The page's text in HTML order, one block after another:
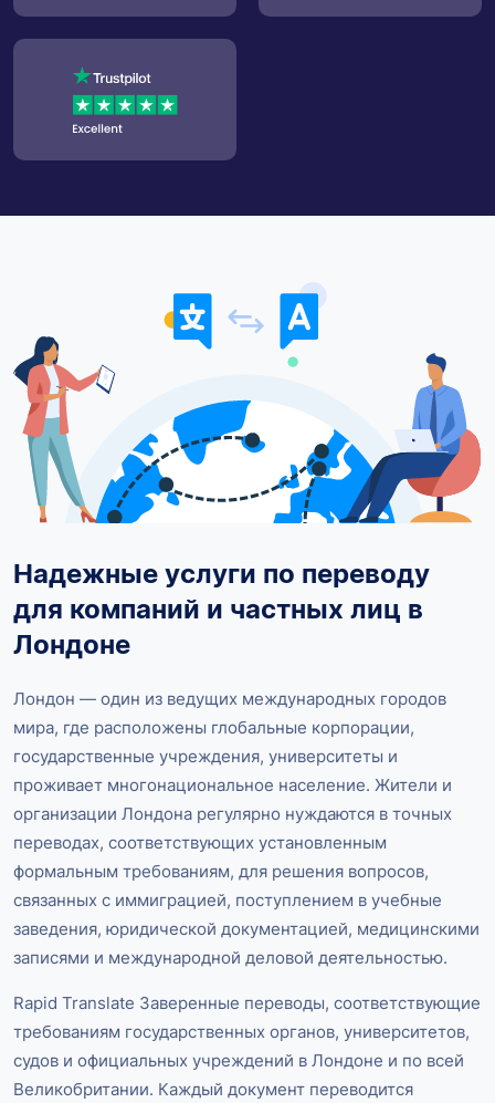
Надежные услуги по переводу
для компаний и частных лиц в
Лондоне
Лондон — один из ведущих международных городов
мира, где расположены глобальные корпорации,
государственные учреждения, университеты и
проживает многонациональное население. Жители и
организации Лондона регулярно нуждаются в точных
переводах, соответствующих установленным
формальным требованиям, для решения вопросов,
связанных с иммиграцией, поступлением в учебные
заведения, юридической документацией, медицинскими
записями и международной деловой деятельностью.
Rapid Translate Заверенные переводы, соответствующие
требованиям государственных органов, университетов,
судов и официальных учреждений в Лондоне и по всей
Великобритании. Каждый документ переводится